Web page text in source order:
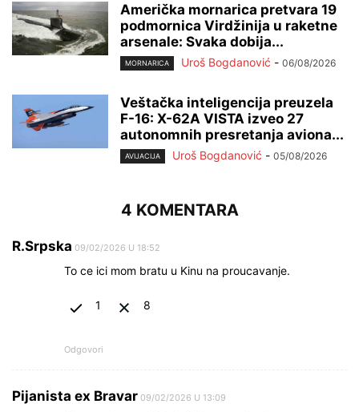
Američka mornarica pretvara 19
podmornica Virdžinija u raketne
arsenale: Svaka dobija...
MORNARICA Uroš Bogdanović - 06/08/2026
Veštačka inteligencija preuzela
F-16: X-62A VISTA izveo 27
autonomnih presretanja aviona...
AVIJACIJA Uroš Bogdanović - 05/08/2026
4 KOMENTARA
R.Srpska 09/02/2026 U 18:52
To ce ici mom bratu u Kinu na proucavanje.
1 8
Odgovori
Pijanista ex Bravar 09/02/2026 U 13:09